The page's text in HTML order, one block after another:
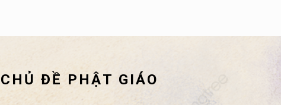
CHỦ ĐỀ PHẬT GIÁO